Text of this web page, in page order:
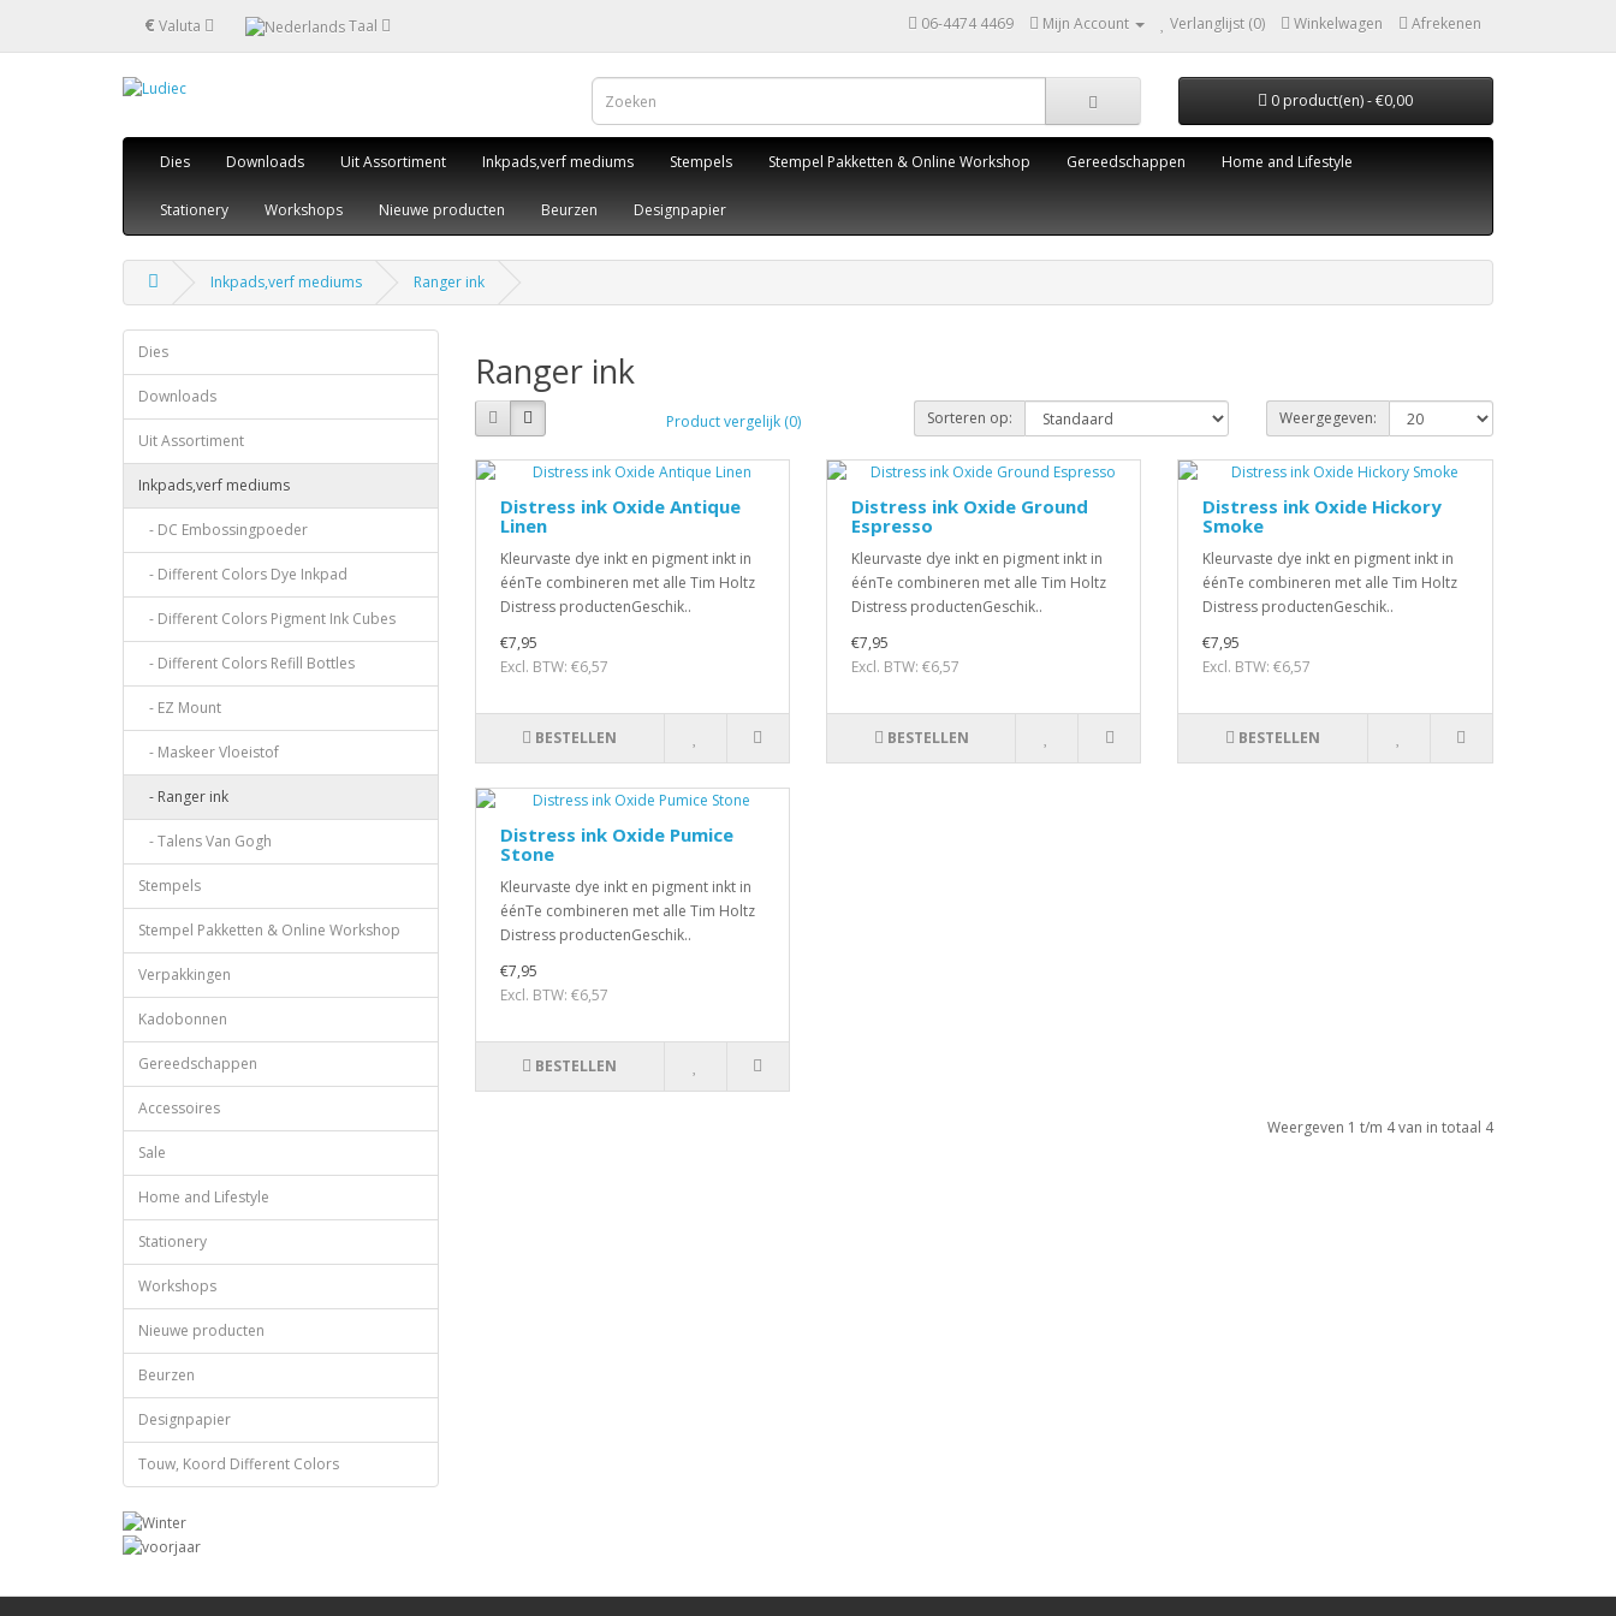
€ Valuta Taal 06-4474 4469 Mijn Account Verlanglijst (0) Winkelwagen Afrekenen
0 product(en) - €0,00
Dies Downloads Uit Assortiment Inkpads,verf mediums Stempels Stempel Pakketten & Online Workshop Gereedschappen Home and Lifestyle
Stationery Workshops Nieuwe producten Beurzen Designpapier
Inkpads,verf mediums Ranger ink
Dies
Downloads
Uit Assortiment
Inkpads,verf mediums
- DC Embossingpoeder
- Different Colors Dye Inkpad
- Different Colors Pigment Ink Cubes
- Different Colors Refill Bottles
- EZ Mount
- Maskeer Vloeistof
- Ranger ink
- Talens Van Gogh
Stempels
Stempel Pakketten & Online Workshop
Verpakkingen
Kadobonnen
Gereedschappen
Accessoires
Sale
Home and Lifestyle
Stationery
Workshops
Nieuwe producten
Beurzen
Designpapier
Touw, Koord Different Colors
Ranger ink
Product vergelijk (0) Sorteren op: Weergegeven:
Distress ink Oxide Antique
Linen
Kleurvaste dye inkt en pigment inkt in
éénTe combineren met alle Tim Holtz
Distress productenGeschik..
€7,95
Excl. BTW: €6,57
BESTELLEN
Distress ink Oxide Ground
Espresso
Kleurvaste dye inkt en pigment inkt in
éénTe combineren met alle Tim Holtz
Distress productenGeschik..
€7,95
Excl. BTW: €6,57
BESTELLEN
Distress ink Oxide Hickory
Smoke
Kleurvaste dye inkt en pigment inkt in
éénTe combineren met alle Tim Holtz
Distress productenGeschik..
€7,95
Excl. BTW: €6,57
BESTELLEN
Distress ink Oxide Pumice
Stone
Kleurvaste dye inkt en pigment inkt in
éénTe combineren met alle Tim Holtz
Distress productenGeschik..
€7,95
Excl. BTW: €6,57
BESTELLEN
Weergeven 1 t/m 4 van in totaal 4